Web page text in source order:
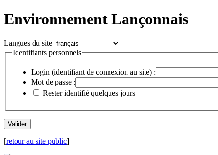
Environnement Lançonnais
Langues du site
Identifiants personnels
Login (identifiant de connexion au site) :
Mot de passe :
Rester identifié quelques jours
[retour au site public]